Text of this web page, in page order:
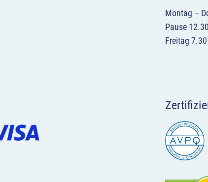
Montag –
Pause
Freitag